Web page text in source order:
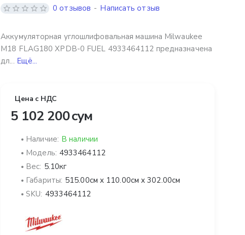
Аккумуляторная углошлифовальная машина Milwaukee
M18 FLAG180 XPDB-0 FUEL 4933464112 предназначена
дл... Ещё...
0 отзывов - Написать отзыв
Цена с НДС
5 102 200 сум
Наличие: В наличии
Модель: 4933464112
Вес: 5.10кг
Габариты: 515.00см x 110.00см x 302.00см
SKU: 4933464112